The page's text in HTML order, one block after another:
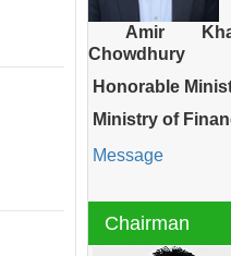
Amir
Chowdhury
Honorable
Ministry of
Message
Chairman